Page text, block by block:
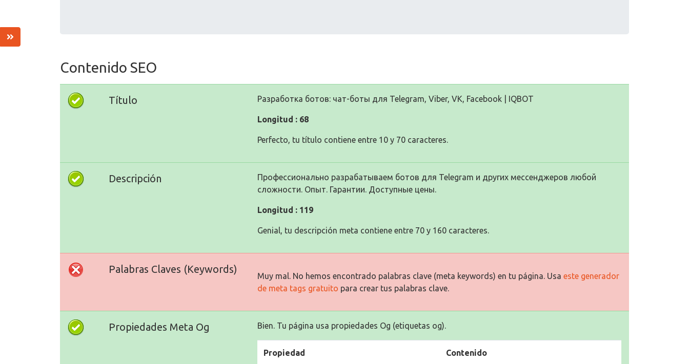
Contenido SEO
Título Разработка ботов: чат-боты для Telegram, Viber, VK, Facebook | IQBOT
Longitud : 68
Perfecto, tu título contiene entre 10 y 70 caracteres.
Descripción
Профессионально разрабатываем ботов для Telegram и других мессенджеров любой
сложности. Опыт. Гарантии. Доступные цены.
Longitud : 119
Genial, tu descripción meta contiene entre 70 y 160 caracteres.
Palabras Claves (Keywords)
Muy mal. No hemos encontrado palabras clave (meta keywords) en tu página. Usa este generador
de meta tags gratuito para crear tus palabras clave.
Propiedades Meta Og Bien. Tu página usa propiedades Og (etiquetas og).
Propiedad Contenido